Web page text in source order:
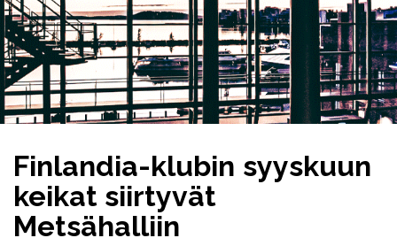
Finlandia-klubin syyskuun
keikat siirtyvät
Metsähalliin